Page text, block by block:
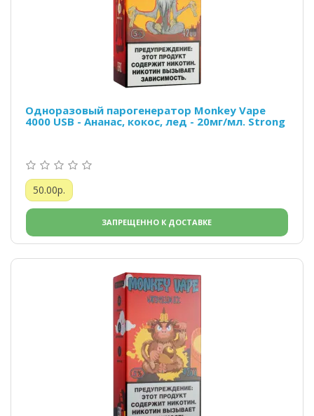
Одноразовый парогенератор Monkey Vape
4000 USB - Ананас, кокос, лед - 20мг/мл. Strong
50.00р.
ЗАПРЕЩЕННО К ДОСТАВКЕ